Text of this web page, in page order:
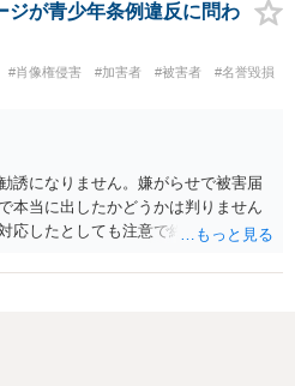
ジが青少年条例違反に問わ
#肖像権侵害 #加害者 #被害者 #名誉毀損
誘になりません。嫌がらせで被害届
本当に出したかどうかは判りません
応したとしても注意で終わるような